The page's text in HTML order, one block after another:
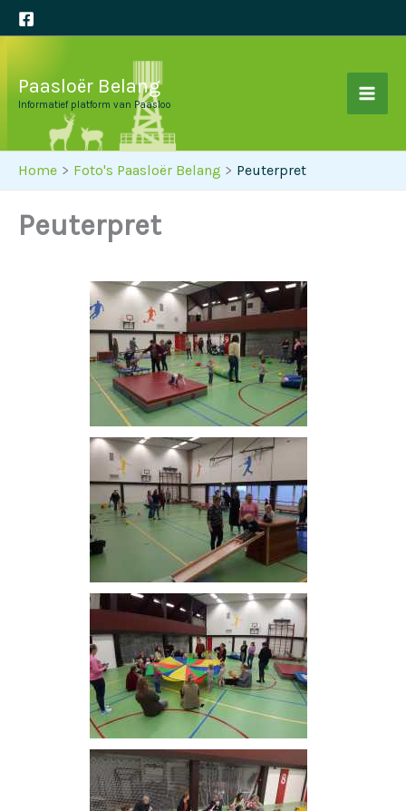
naar
inhoud
Paasloër Belang
Informatief platform van Paasloo
Home Foto's Paasloër Belang Peuterpret
Peuterpret